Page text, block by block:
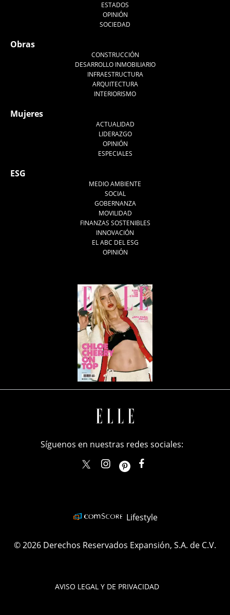
ESTADOS
OPINIÓN
SOCIEDAD
Obras
CONSTRUCCIÓN
DESARROLLO INMOBILIARIO
INFRAESTRUCTURA
ARQUITECTURA
INTERIORISMO
Mujeres
ACTUALIDAD
LIDERAZGO
OPINIÓN
ESPECIALES
ESG
MEDIO AMBIENTE
SOCIAL
GOBERNANZA
MOVILIDAD
FINANZAS SOSTENIBLES
INNOVACIÓN
EL ABC DEL ESG
OPINIÓN
AVISO LEGAL Y DE PRIVACIDAD
Síguenos en nuestras redes sociales:
elle_mexicoellemexico
Lifestyle
© 2026 Derechos Reservados Expansión, S.A. de C.V.